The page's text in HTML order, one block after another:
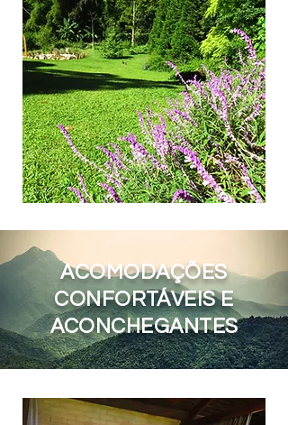
ACOMODAÇÕES
CONFORTÁVEIS E
ACONCHEGANTES